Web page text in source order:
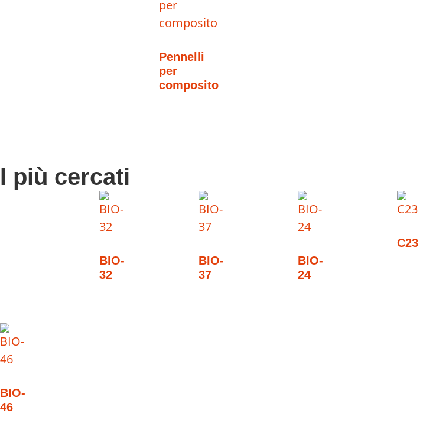
Pennelli
per
composito
I più cercati
BIO-
32
BIO-
37
BIO-
24
C23
BIO-
46